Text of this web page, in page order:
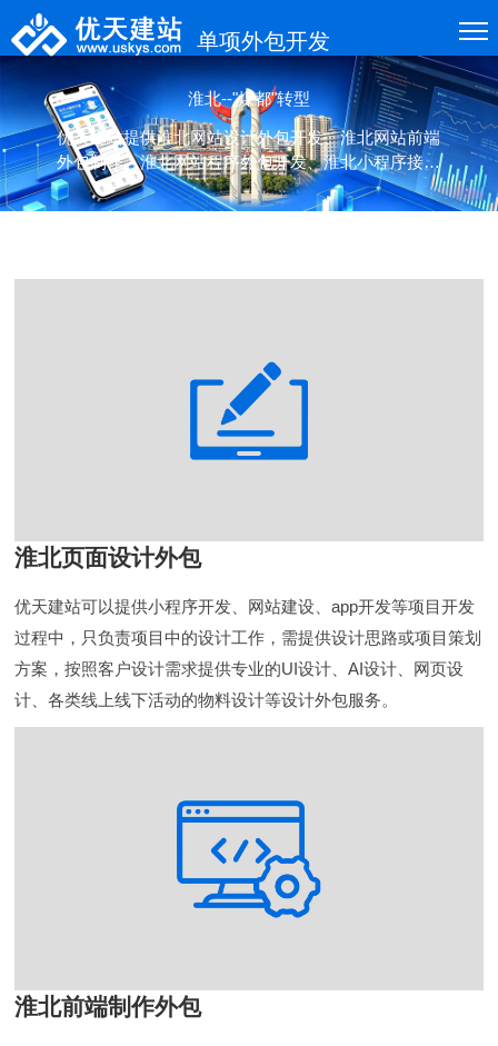
单项外包开发
淮北--"煤都"转型
优天建站提供淮北网站设计外包开发、淮北网站前端
外包制作、淮北网站程序外包开发、淮北小程序接口
外包开发、应用接口外包开发等各类项目的单项(设
计、制作、开发)外包服务
淮北页面设计外包
优天建站可以提供小程序开发、网站建设、app开发等项目开发
过程中，只负责项目中的设计工作，需提供设计思路或项目策划
方案，按照客户设计需求提供专业的UI设计、AI设计、网页设
计、各类线上线下活动的物料设计等设计外包服务。
淮北前端制作外包